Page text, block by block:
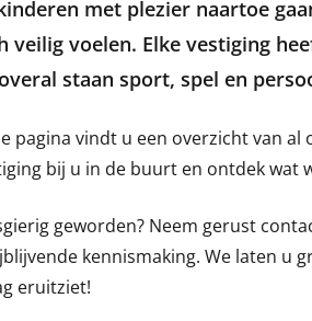
met plezier naartoe
veilig voelen. Elke vestiging
staan sport, spel en
pagina vindt u een overzicht van
bij u in de buurt en ontdek wat
geworden? Neem gerust
kennismaking. We laten u
eruitziet!